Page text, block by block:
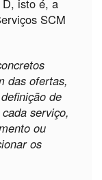
isto é, a
SCM
das ofertas,
de
serviço,
ou
os